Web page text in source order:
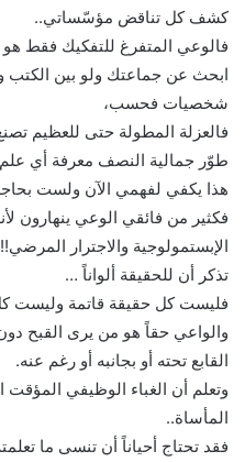
كشف كل تناقض مؤسّساتي..
فالوعي المتفرغ للتفكيك فقط هو
ابحث عن جماعتك ولو بين الكتب
شخصيات فحسب،
فالعزلة المطولة حتى للعظيم
طوّر جمالية النصف معرفة أي
هذا يكفي لفهمي الآن ولست
فكثير من فائقي الوعي ينهارون
الإبستمولوجية والاجترار
تذكر أن للحقيقة ألواناً …
فليست كل حقيقة قاتمة وليست
والواعي حقاً هو من يرى القبح
القابع تحته أو بجانبه أو رغم عنه.
وتعلم أن الغباء الوظيفي المؤقت
المأساة..
فقد تحتاج أحياناً أن تنسى ما